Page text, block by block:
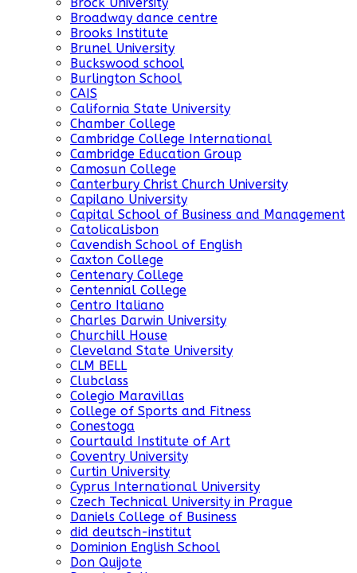
Brock University
Broadway dance centre
Brooks Institute
Brunel University
Buckswood school
Burlington School
CAIS
California State University
Chamber College
Cambridge College International
Cambridge Education Group
Camosun College
Canterbury Christ Church University
Capilano University
Capital School of Business and Management
CatolicaLisbon
Cavendish School of English
Caxton College
Centenary College
Centennial College
Centro Italiano
Charles Darwin University
Churchill House
Cleveland State University
CLM BELL
Clubclass
Colegio Maravillas
College of Sports and Fitness
Conestoga
Courtauld Institute of Art
Coventry University
Curtin University
Cyprus International University
Czech Technical University in Prague
Daniels College of Business
did deutsch-institut
Dominion English School
Don Quijote